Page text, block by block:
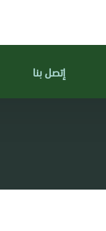
إتصل بنا